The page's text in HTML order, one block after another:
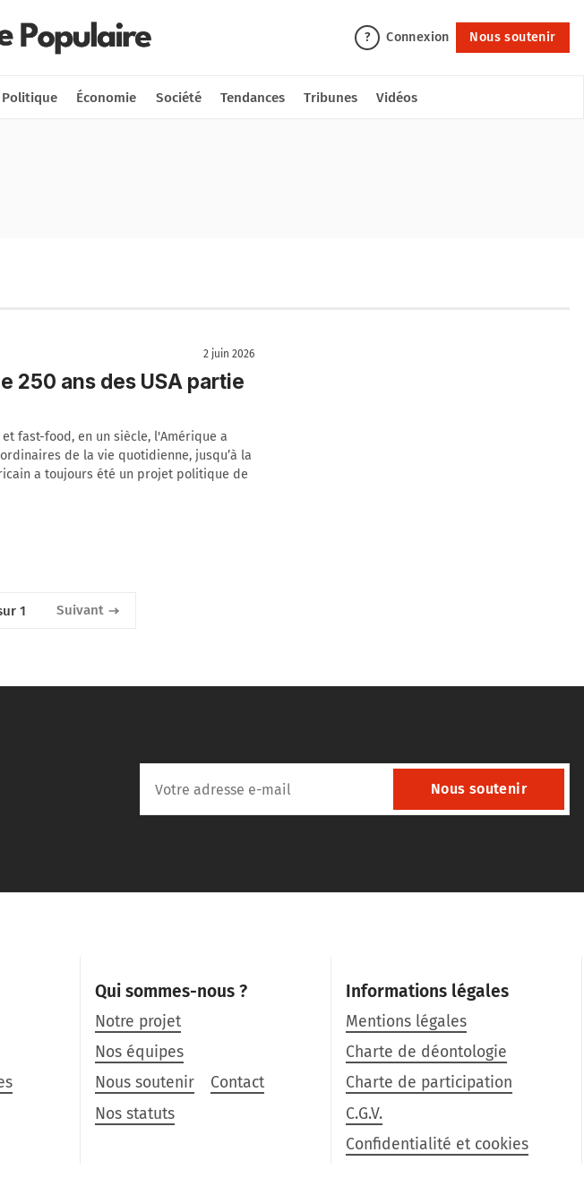
? Connexion Nous soutenir
Politique Économie Société Tendances Tribunes Vidéos
2 juin 2026
250 ans des USA partie
fast-food, en un siècle, l'Amérique a
de la vie quotidienne, jusqu’à la
a toujours été un projet politique de
1 Suivant
Nous soutenir
Qui sommes-nous ?
Notre projet
Nos équipes
Nous soutenir
Contact
Nos statuts
Informations légales
Mentions légales
Charte de déontologie
Charte de participation
C.G.V.
Confidentialité et cookies